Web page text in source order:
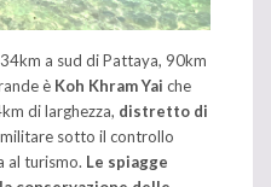
a sud di Pattaya, 90km
è Koh Khram Yai che
di larghezza, distretto di
militare sotto il controllo
al turismo. Le spiagge